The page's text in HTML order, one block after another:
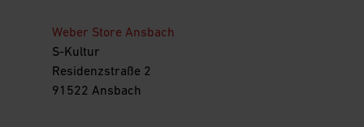
Weber Store Ansbach
S-Kultur
Residenzstraße 2
91522 Ansbach